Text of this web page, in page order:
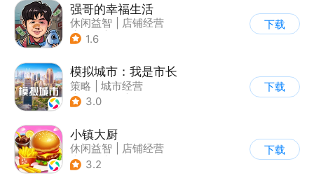
强哥的幸福生活
休闲益智
店铺经营
| 卡通
1.6
下载
模拟城市：我是市长
策略
城市经营
| 模拟城市
3.0
下载
小镇大厨
休闲益智
店铺经营
| 美食
3.2
下载